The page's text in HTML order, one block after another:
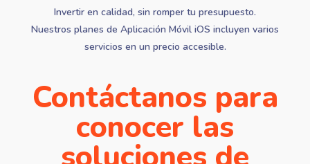
Invertir en calidad, sin romper tu presupuesto.
Nuestros planes de Aplicación Móvil iOS incluyen varios
servicios en un precio accesible.
Contáctanos para
conocer las